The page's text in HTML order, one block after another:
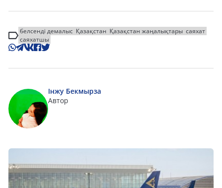
белсенді демалыс Қазақстан Қазақстан жаңалықтары саяхат
саяхатшы
Інжу Бекмырза
Автор